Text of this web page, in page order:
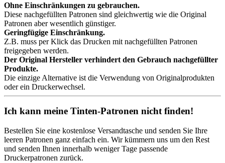
Ohne Einschränkungen zu gebrauchen.
Diese nachgefüllten Patronen sind gleichwertig wie die Original
Patronen aber wesentlich günstiger.
Geringfügige Einschränkung.
Z.B. muss per Klick das Drucken mit nachgefüllten Patronen
freigegeben werden.
Der Original Hersteller verhindert den Gebrauch nachgefüllter
Produkte.
Die einzige Alternative ist die Verwendung von Originalprodukten
oder ein Druckerwechsel.
Ich kann meine Tinten-Patronen nicht finden!
Bestellen Sie eine kostenlose Versandtasche und senden Sie Ihre
leeren Patronen ganz einfach ein. Wir kümmern uns um den Rest
und senden Ihnen innerhalb weniger Tage passende
Druckerpatronen zurück.